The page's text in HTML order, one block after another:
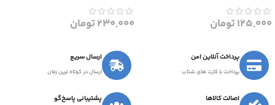
125,000تومان 230,000تومان
پرداخت آنلاین امن
پرداخت با کارت های شتاب
ارسال سریع
ارسال در کوتاه ترین زمان
اصالت کالاها پشتیبانی پاسخ‌گو